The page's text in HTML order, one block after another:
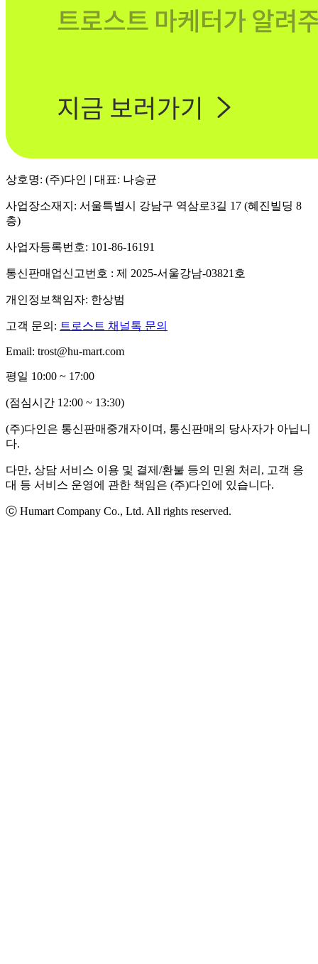
상호명: (주)다인 | 대표: 나승균
사업장소재지: 서울특별시 강남구 역삼로3길 17 (혜진빌딩 8
층)
사업자등록번호: 101-86-16191
통신판매업신고번호 : 제 2025-서울강남-03821호
개인정보책임자: 한상범
고객 문의: 트로스트 채널톡 문의
Email: trost@hu-mart.com
평일 10:00 ~ 17:00
(점심시간 12:00 ~ 13:30)
(주)다인은 통신판매중개자이며, 통신판매의 당사자가 아닙니
다.
다만, 상담 서비스 이용 및 결제/환불 등의 민원 처리, 고객 응
대 등 서비스 운영에 관한 책임은 (주)다인에 있습니다.
ⓒ Humart Company Co., Ltd. All rights reserved.